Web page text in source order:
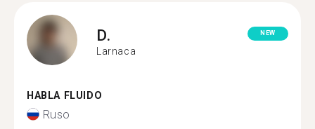
D.
Larnaca
NEW
HABLA FLUIDO
Ruso